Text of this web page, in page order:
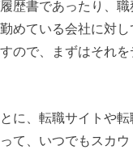
歴書であったり、
めている会社に対
ので、まずはそれを
に、転職サイトや
て、いつでもスカ